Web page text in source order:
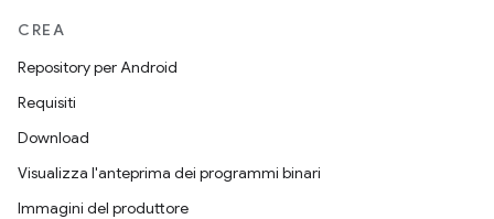
CREA
Repository per Android
Requisiti
Download
Visualizza l'anteprima dei programmi binari
Immagini del produttore